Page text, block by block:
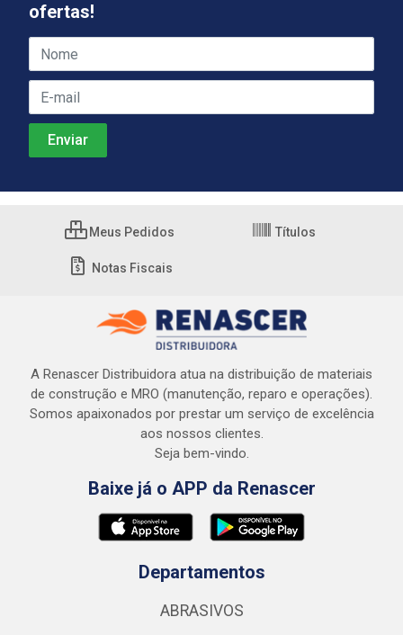
ofertas!
Meus Pedidos Títulos
Notas Fiscais
A Renascer Distribuidora atua na distribuição de materiais
de construção e MRO (manutenção, reparo e operações).
Somos apaixonados por prestar um serviço de excelência
aos nossos clientes.
Seja bem-vindo.
Baixe já o APP da Renascer
Departamentos
ABRASIVOS